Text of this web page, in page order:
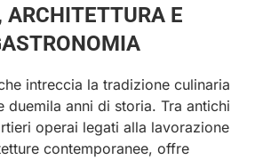
ARCHITETTURA E
intreccia la tradizione culinaria
duemila anni di storia. Tra antichi
operai legati alla lavorazione
contemporanee, offre